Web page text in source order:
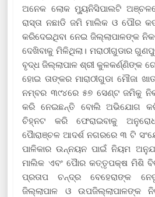
ଅନେକ ଲୋକ ମ୍ୟୁନିସିପାଲଟି
ରାସ୍ତା ନଛାଡି ଜମି ମାଲିକ ଓ ପୌର
କରିଦେଇଥିବା ନେଇ ଜିଲ୍ଲାପାଳଙ୍କ
ଦେଖିବାକୁ ମିଳିଥିଲା। ମରାଠୀଗୁଡାର
ବୃଦ୍ଧ ଜିଲ୍ଲାପାଳ ଶ୍ରୀ କୁଳକର୍ଣ୍ଣିଙ୍କ
ହୋଇ ତାଙ୍କର ମାରାଠୀଗୁଡା ମୌଜା
ନମ୍ବର ୩୯୪ରେ ୫୭ ସେଣ୍ଟ ଜମିକୁ
କରି ନେଇଛନ୍ତି ବୋଲି ଅଭିଯୋଗ
ଚିହ୍ନଟ କରି ଫେରାଇବାକୁ
ପୋୖରାଞ୍ଚଳ ଆଦର୍ଶ ନଗରରେ ୩ ଟି
ପାଳିକାର ଉନ୍ନୟନ ପାଇଁ ନିୟମ
ମାଲିକ ଏବଂ ପୋୖର କତ୍ତୃପକ୍ଷ ମିଶି
ପ୍ରତାପ ଚନ୍ଦ୍ର ବେହେରାଙ୍କ
ଜିଲ୍ଲାପାଳ ଓ